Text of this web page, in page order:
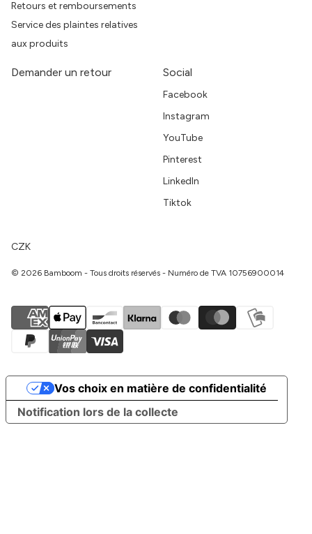
Retours et remboursements
Service des plaintes relatives
aux produits
Demander un retour Social
Facebook
Instagram
YouTube
Pinterest
LinkedIn
Tiktok
CZK
© 2026 Bamboom - Tous droits réservés - Numéro de TVA 10756900014
Notification lors de la collecte
Vos choix en matière de confidentialité